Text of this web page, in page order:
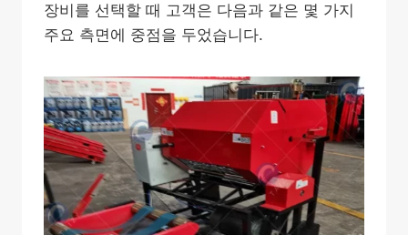
장비를 선택할 때 고객은 다음과 같은 몇 가지
주요 측면에 중점을 두었습니다.